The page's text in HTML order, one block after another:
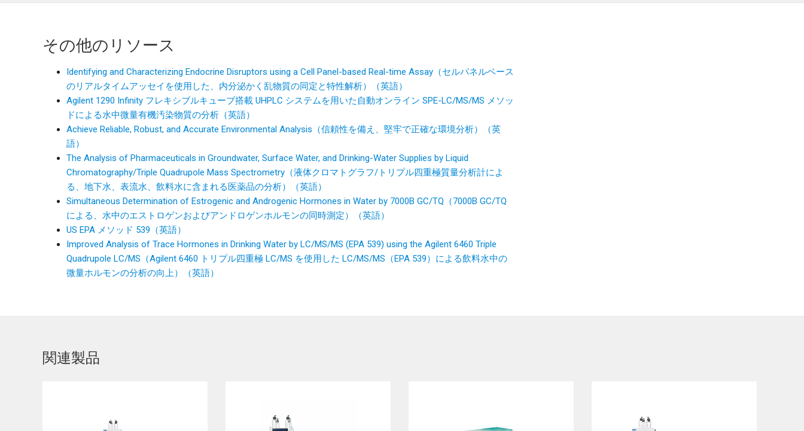
その他のリソース
Identifying and Characterizing Endocrine Disruptors using a Cell Panel-based Real-time Assay（セルパネルベース
のリアルタイムアッセイを使用した、内分泌かく乱物質の同定と特性解析）（英語）
Agilent 1290 Infinity フレキシブルキューブ搭載 UHPLC システムを用いた自動オンライン SPE-LC/MS/MS メソッ
ドによる水中微量有機汚染物質の分析（英語）
Achieve Reliable, Robust, and Accurate Environmental Analysis（信頼性を備え、堅牢で正確な環境分析）（英
語）
The Analysis of Pharmaceuticals in Groundwater, Surface Water, and Drinking-Water Supplies by Liquid
Chromatography/Triple Quadrupole Mass Spectrometry（液体クロマトグラフ/トリプル四重極質量分析計によ
る、地下水、表流水、飲料水に含まれる医薬品の分析）（英語）
Simultaneous Determination of Estrogenic and Androgenic Hormones in Water by 7000B GC/TQ（7000B GC/TQ
による、水中のエストロゲンおよびアンドロゲンホルモンの同時測定）（英語）
US EPA メソッド 539（英語）
Improved Analysis of Trace Hormones in Drinking Water by LC/MS/MS (EPA 539) using the Agilent 6460 Triple
Quadrupole LC/MS（Agilent 6460 トリプル四重極 LC/MS を使用した LC/MS/MS（EPA 539）による飲料水中の
微量ホルモンの分析の向上）（英語）
関連製品